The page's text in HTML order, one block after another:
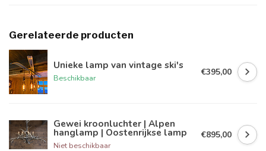
Gerelateerde producten
Unieke lamp van vintage ski's
Beschikbaar
€395,00
Gewei kroonluchter | Alpen
hanglamp | Oostenrijkse lamp
Niet beschikbaar
€895,00